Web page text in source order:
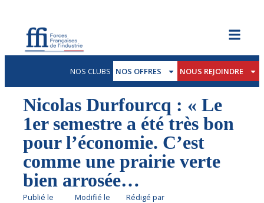
NOS CLUBS NOS OFFRES NOUS REJOINDRE
Nicolas Durfourcq : « Le
1er semestre a été très bon
pour l’économie. C’est
comme une prairie verte
bien arrosée…
Publié le Modifié le Rédigé par